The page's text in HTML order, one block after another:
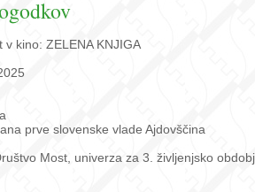
v kino: ZELENA KNJIGA
prve slovenske vlade Ajdovščina
Most, univerza za 3. življenjsko